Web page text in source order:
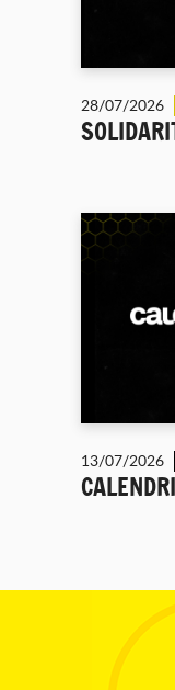
28/07/2026
13/07/2026